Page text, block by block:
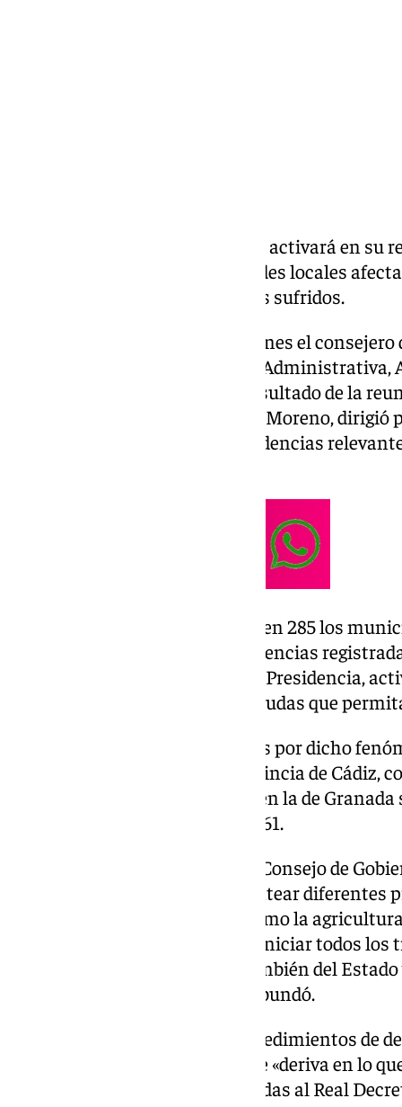
andaluz activará en su
noviembre, ayudas a las entidades locales
pasada para subsanar los daños sufridos.
Así lo anunciaba este pasado lunes el
Diálogo Social y Simplificación Administrativa,
prensa en la que informó del resultado de la
presidente de la Junta, Juanma Moreno,
municipios afectados y las incidencias
El Gobierno andaluz ha cifrado en 285 los
, y en 1.841 las incidencias
según avanzó el consejero de la Presidencia,
mecanismos para establecer ayudas que
El mayor número de incidencias por dicho
Andalucía se ha dado en la provincia de Cádiz,
Málaga, con 492, mientras que en la de
Sevilla, 214, y en la de Almería, 161.
Según explicó Antonio Sanz, el Consejo de
reunión de este martes de «plantear diferentes
áreas afectadas por la DANA como la
hidráulicas, «con el objetivo de iniciar todos
iniciativas que, en el ámbito también del
locales, se vayan a impulsar», abundó.
El consejero se refirió a los procedimientos de
llamaba «zona catastrófica» que «deriva en lo
que, en este caso, están vinculadas al Real